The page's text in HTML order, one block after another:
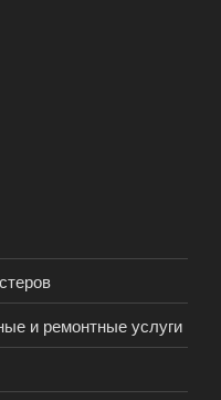
и ремонтные услуги